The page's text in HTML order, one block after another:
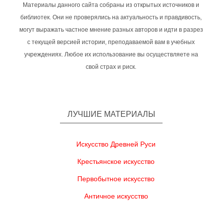
Материалы данного сайта собраны из открытых источников и
библиотек. Они не проверялись на актуальность и правдивость,
могут выражать частное мнение разных авторов и идти в разрез
с текущей версией истории, преподаваемой вам в учебных
учреждениях. Любое их использование вы осуществляете на
свой страх и риск.
ЛУЧШИЕ МАТЕРИАЛЫ
Искусство Древней Руси
Крестьянское искусство
Первобытное искусство
Античное искусство